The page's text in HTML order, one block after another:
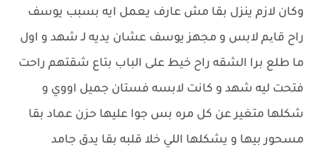
وكان لازم ينزل بقا مش عارف يعمل ايه بسبب يوسف
راح قایم لابس و مجهز يوسف عشان يديه لـ شهد و اول
ما طلع برا الشقه راح خيط على الباب بتاع شقتهم راحت
فتحت ليه شهد و كانت لابسه فستان جميل اووي و
شكلها متغير عن كل مره بس جوا عليها حزن عماد بقا
مسحور بيها و يشكلها اللي خلا قلبه بقا يدق جامد